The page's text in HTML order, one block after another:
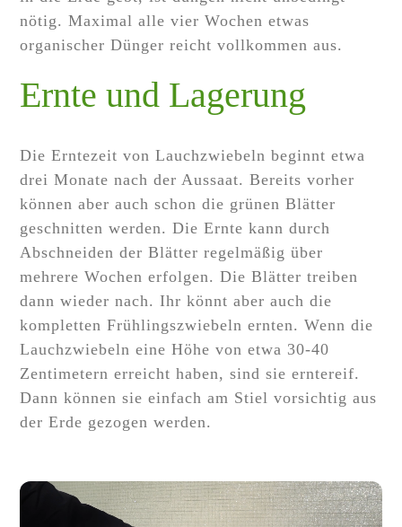
nötig. Maximal alle vier Wochen etwas
organischer Dünger reicht vollkommen aus.
Ernte und Lagerung
Die Erntezeit von Lauchzwiebeln beginnt etwa
drei Monate nach der Aussaat. Bereits vorher
können aber auch schon die grünen Blätter
geschnitten werden. Die Ernte kann durch
Abschneiden der Blätter regelmäßig über
mehrere Wochen erfolgen. Die Blätter treiben
dann wieder nach. Ihr könnt aber auch die
kompletten Frühlingszwiebeln ernten. Wenn die
Lauchzwiebeln eine Höhe von etwa 30-40
Zentimetern erreicht haben, sind sie erntereif.
Dann können sie einfach am Stiel vorsichtig aus
der Erde gezogen werden.